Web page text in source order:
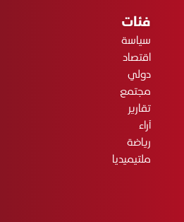
فئات
سياسة
اقتصاد
دولي
مجتمع
تقارير
آراء
رياضة
ملتيميديا